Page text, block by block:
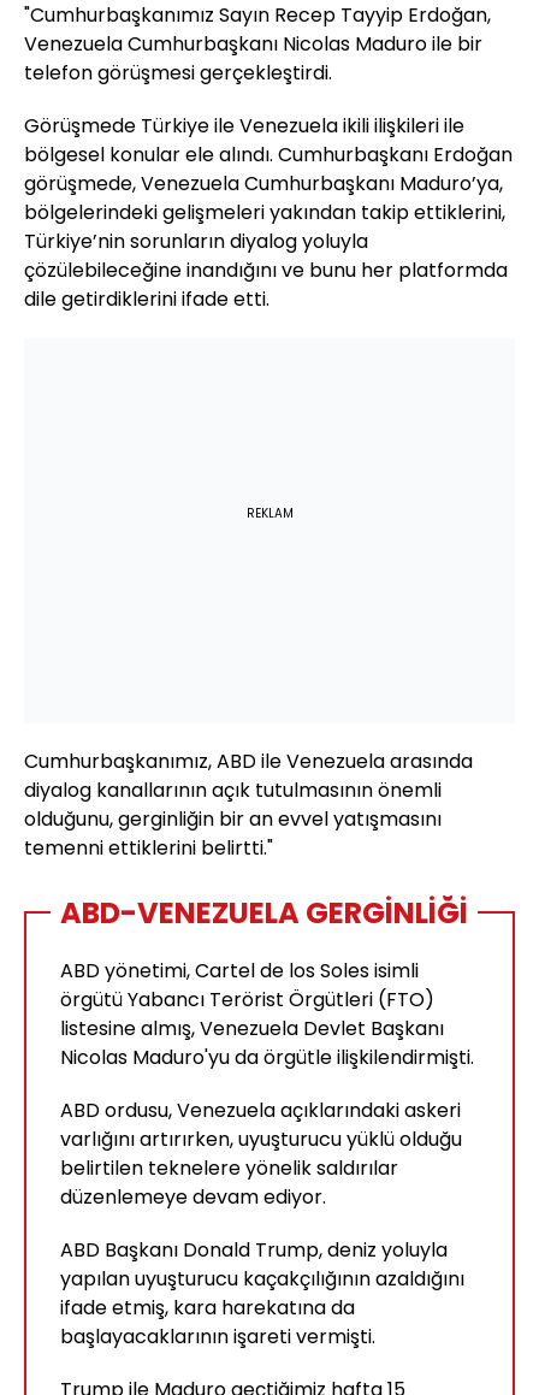
"Cumhurbaşkanımız Sayın Recep Tayyip Erdoğan,
Venezuela Cumhurbaşkanı Nicolas Maduro ile bir
telefon görüşmesi gerçekleştirdi.
Görüşmede Türkiye ile Venezuela ikili ilişkileri ile
bölgesel konular ele alındı. Cumhurbaşkanı Erdoğan
görüşmede, Venezuela Cumhurbaşkanı Maduro’ya,
bölgelerindeki gelişmeleri yakından takip ettiklerini,
Türkiye’nin sorunların diyalog yoluyla
çözülebileceğine inandığını ve bunu her platformda
dile getirdiklerini ifade etti.
REKLAM
Cumhurbaşkanımız, ABD ile Venezuela arasında
diyalog kanallarının açık tutulmasının önemli
olduğunu, gerginliğin bir an evvel yatışmasını
temenni ettiklerini belirtti."
ABD-VENEZUELA GERGİNLİĞİ
ABD yönetimi, Cartel de los Soles isimli
örgütü Yabancı Terörist Örgütleri (FTO)
listesine almış, Venezuela Devlet Başkanı
Nicolas Maduro'yu da örgütle ilişkilendirmişti.
ABD ordusu, Venezuela açıklarındaki askeri
varlığını artırırken, uyuşturucu yüklü olduğu
belirtilen teknelere yönelik saldırılar
düzenlemeye devam ediyor.
ABD Başkanı Donald Trump, deniz yoluyla
yapılan uyuşturucu kaçakçılığının azaldığını
ifade etmiş, kara harekatına da
başlayacaklarının işareti vermişti.